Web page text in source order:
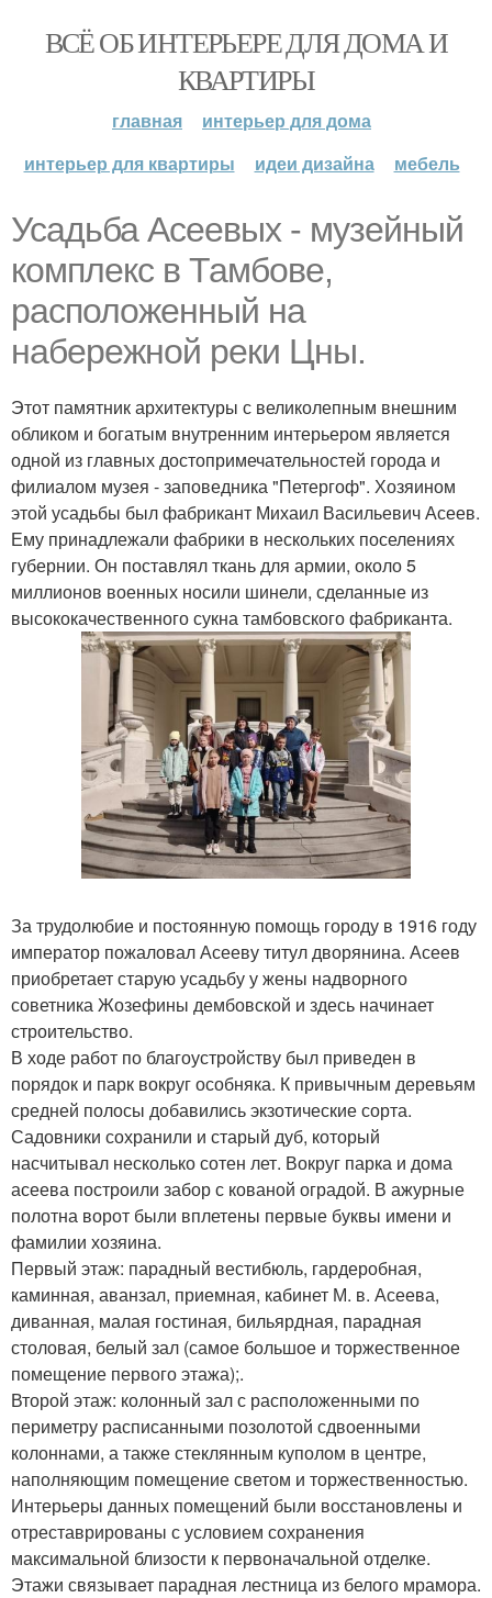
ВСЁ ОБ ИНТЕРЬЕРЕ ДЛЯ ДОМА И
КВАРТИРЫ
главная
интерьер для дома
интерьер для квартиры
идеи дизайна мебель
Усадьба Асеевых - музейный
комплекс в Тамбове,
расположенный на
набережной реки Цны.
Этот памятник архитектуры с великолепным внешним
обликом и богатым внутренним интерьером является
одной из главных достопримечательностей города и
филиалом музея - заповедника "Петергоф". Хозяином
этой усадьбы был фабрикант Михаил Васильевич Асеев.
Ему принадлежали фабрики в нескольких поселениях
губернии. Он поставлял ткань для армии, около 5
миллионов военных носили шинели, сделанные из
высококачественного сукна тамбовского фабриканта.
За трудолюбие и постоянную помощь городу в 1916 году
император пожаловал Асееву титул дворянина. Асеев
приобретает старую усадьбу у жены надворного
советника Жозефины дембовской и здесь начинает
строительство.
В ходе работ по благоустройству был приведен в
порядок и парк вокруг особняка. К привычным деревьям
средней полосы добавились экзотические сорта.
Садовники сохранили и старый дуб, который
насчитывал несколько сотен лет. Вокруг парка и дома
асеева построили забор с кованой оградой. В ажурные
полотна ворот были вплетены первые буквы имени и
фамилии хозяина.
Первый этаж: парадный вестибюль, гардеробная,
каминная, аванзал, приемная, кабинет М. в. Асеева,
диванная, малая гостиная, бильярдная, парадная
столовая, белый зал (самое большое и торжественное
помещение первого этажа);.
Второй этаж: колонный зал с расположенными по
периметру расписанными позолотой сдвоенными
колоннами, а также стеклянным куполом в центре,
наполняющим помещение светом и торжественностью.
Интерьеры данных помещений были восстановлены и
отреставрированы с условием сохранения
максимальной близости к первоначальной отделке.
Этажи связывает парадная лестница из белого мрамора.